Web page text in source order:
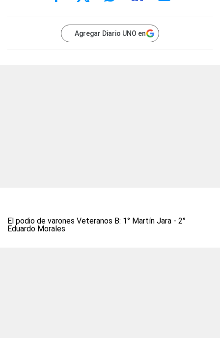
Agregar Diario UNO en
El podio de varones Veteranos B: 1° Martín Jara - 2°
Eduardo Morales